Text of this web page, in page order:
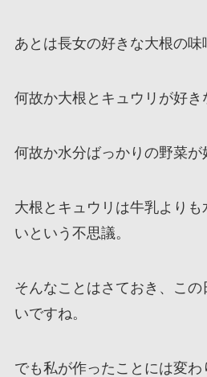
あとは長女の好きな大根の味
何故か大根とキュウリが好き
何故か水分ばっかりの野菜が
大根とキュウリは牛乳より
いという不思議。
そんなことはさておき、この
いですね。
でも私が作ったことには変わ